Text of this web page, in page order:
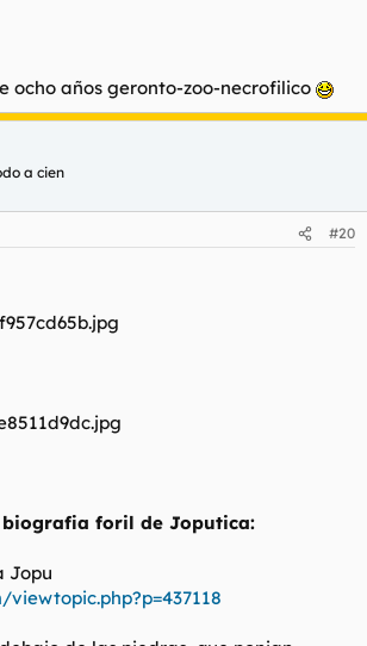
ocho años geronto-zoo-necrofilico
a cien
#20
biografia foril de Joputica:
Jopu